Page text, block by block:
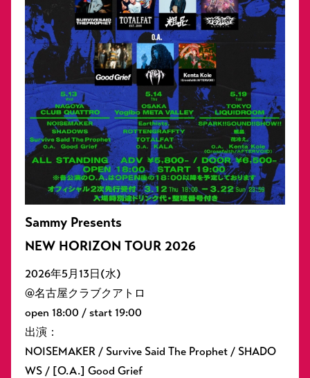
Sammy Presents
NEW HORIZON TOUR 2026
2026年5⽉13⽇(⽔)
@名古屋クラブクアトロ
open 18:00 / start 19:00
出演：
NOISEMAKER / Survive Said The Prophet / SHADO
WS / [O.A.] Good Grief